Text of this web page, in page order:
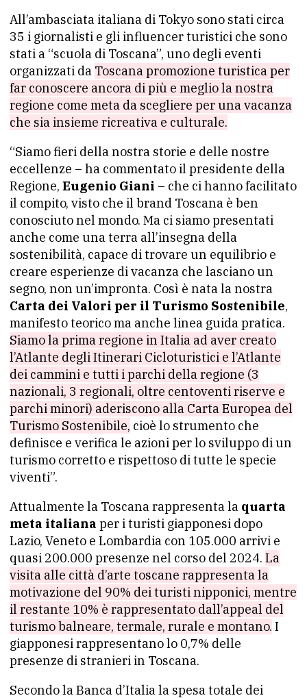
All’ambasciata italiana di Tokyo sono stati circa
35 i giornalisti e gli influencer turistici che sono
stati a “scuola di Toscana”, uno degli eventi
organizzati da Toscana promozione turistica per
far conoscere ancora di più e meglio la nostra
regione come meta da scegliere per una vacanza
che sia insieme ricreativa e culturale.
“Siamo fieri della nostra storie e delle nostre
eccellenze – ha commentato il presidente della
Regione, Eugenio Giani – che ci hanno facilitato
il compito, visto che il brand Toscana è ben
conosciuto nel mondo. Ma ci siamo presentati
anche come una terra all’insegna della
sostenibilità, capace di trovare un equilibrio e
creare esperienze di vacanza che lasciano un
segno, non un’impronta. Così è nata la nostra
Carta dei Valori per il Turismo Sostenibile,
manifesto teorico ma anche linea guida pratica.
Siamo la prima regione in Italia ad aver creato
l’Atlante degli Itinerari Cicloturistici e l’Atlante
dei cammini e tutti i parchi della regione (3
nazionali, 3 regionali, oltre centoventi riserve e
parchi minori) aderiscono alla Carta Europea del
Turismo Sostenibile, cioè lo strumento che
definisce e verifica le azioni per lo sviluppo di un
turismo corretto e rispettoso di tutte le specie
viventi”.
Attualmente la Toscana rappresenta la quarta
meta italiana per i turisti giapponesi dopo
Lazio, Veneto e Lombardia con 105.000 arrivi e
quasi 200.000 presenze nel corso del 2024. La
visita alle città d’arte toscane rappresenta la
motivazione del 90% dei turisti nipponici, mentre
il restante 10% è rappresentato dall’appeal del
turismo balneare, termale, rurale e montano. I
giapponesi rappresentano lo 0,7% delle
presenze di stranieri in Toscana.
Secondo la Banca d’Italia la spesa totale dei